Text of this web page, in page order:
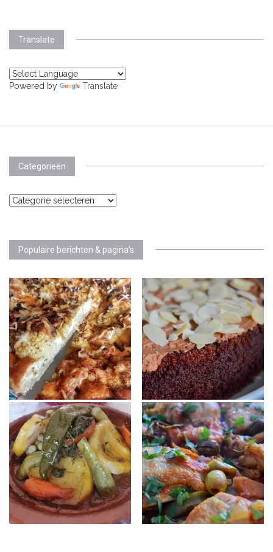
Translate
Powered by Translate
Categorieën
Categorieën
Populaire berichten & pagina’s